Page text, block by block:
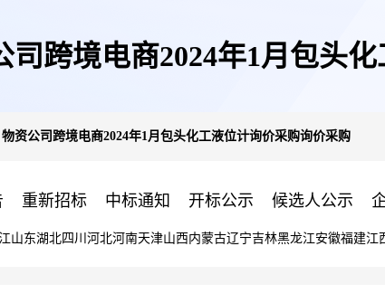
司跨境电商2024年1月包头
物资公司跨境电商2024年1月包头化工液位计询价采购询价采购
重新招标 中标通知 开标公示 候选人公示
山东湖北四川 河北河南天津山西内蒙古辽宁吉林黑龙江安徽福建江